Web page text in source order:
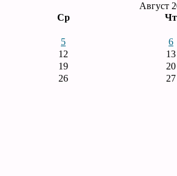
Август
Ср Чт
5 6
12 13
19 20
26 27